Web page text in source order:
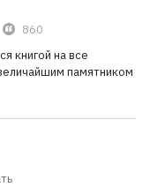
860
книгой на все
памятником